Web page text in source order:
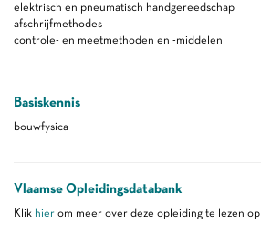
elektrisch en pneumatisch handgereedschap
afschrijfmethodes
controle- en meetmethoden en -middelen
Basiskennis
bouwfysica
Vlaamse Opleidingsdatabank
Klik hier om meer over deze opleiding te lezen